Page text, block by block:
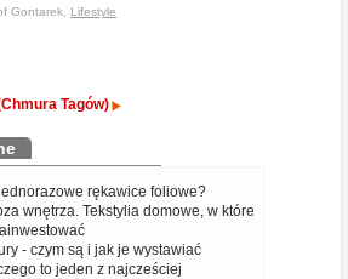
Gontarek, Lifestyle
Tagów)
rękawice foliowe?
wnętrza. Tekstylia domowe, w które
- czym są i jak je wystawiać
to jeden z najcześciej